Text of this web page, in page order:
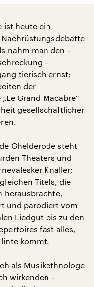
ist heute ein
nahm man den –
–
tierisch ernst;
der
Grand Macabre“
gesellschaftlicher
Ghelderode steht
Theaters und
Knaller;
Titels, die
herausbrachte,
und parodiert vom
Liedgut bis zu den
fast alles,
kommt.
als Musikethnologe
wirkenden –